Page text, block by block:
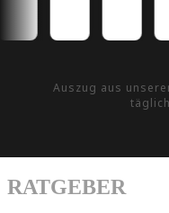
Auszug aus
RATGEBER